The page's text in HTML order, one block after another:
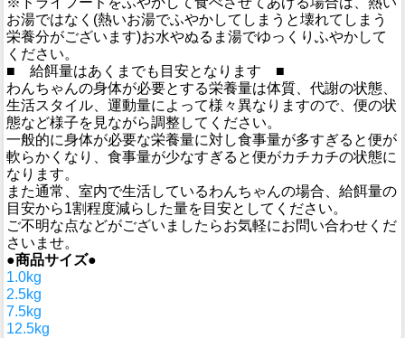
お湯ではなく(熱いお湯でふやかしてしまうと壊れてしまう
栄養分がございます)お水やぬるま湯でゆっくりふやかして
ください。
■ 給餌量はあくまでも目安となります ■
わんちゃんの身体が必要とする栄養量は体質、代謝の状態、
生活スタイル、運動量によって様々異なりますので、便の状
態など様子を見ながら調整してください。
一般的に身体が必要な栄養量に対し食事量が多すぎると便が
軟らかくなり、食事量が少なすぎると便がカチカチの状態に
なります。
また通常、室内で生活しているわんちゃんの場合、給餌量の
目安から1割程度減らした量を目安としてください。
ご不明な点などがございましたらお気軽にお問い合わせくだ
さいませ。
●商品サイズ●
1.0kg
2.5kg
7.5kg
12.5kg